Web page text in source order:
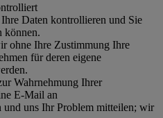
Daten kontrollieren und Sie
können.
ohne Ihre Zustimmung Ihre
für deren eigene
Wahrnehmung Ihrer
E-Mail an
und uns Ihr Problem mitteilen; wir